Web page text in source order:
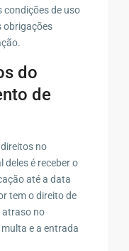
condições de uso
obrigações
do
de
no
deles é receber o
até a data
tem o direito de
atraso no
e a entrada